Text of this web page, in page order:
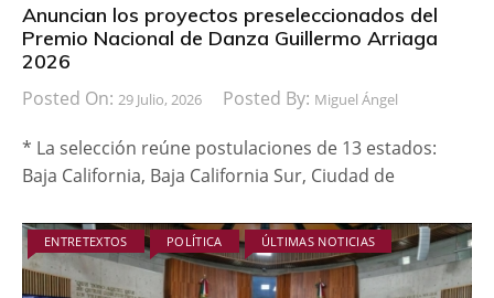
Anuncian los proyectos preseleccionados del
Premio Nacional de Danza Guillermo Arriaga
2026
Posted On: 29 Julio, 2026 Posted By: Miguel Ángel
* La selección reúne postulaciones de 13 estados:
Baja California, Baja California Sur, Ciudad de
ENTRETEXTOS POLÍTICA ÚLTIMAS NOTICIAS